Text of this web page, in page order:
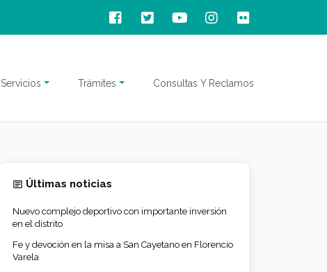
Servicios Trámites Consultas Y Reclamos
Últimas noticias
Nuevo complejo deportivo con importante inversión
en el distrito
Fe y devoción en la misa a San Cayetano en Florencio
Varela